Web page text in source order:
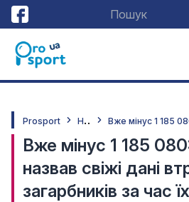
Prosport Н
овини
Вже мінус 1 185
назвав свіжі дані
загарбників за час